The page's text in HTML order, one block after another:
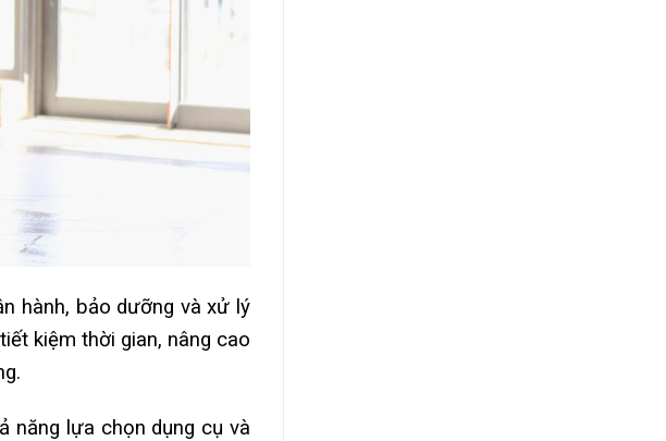
hành, bảo dưỡng và xử lý
kiệm thời gian, nâng cao
năng lựa chọn dụng cụ và